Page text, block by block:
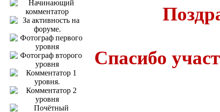
Спасибо